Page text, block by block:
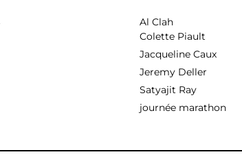
Al Clah
Colette Piault
Jacqueline Caux
Jeremy Deller
Satyajit Ray
journée marathon